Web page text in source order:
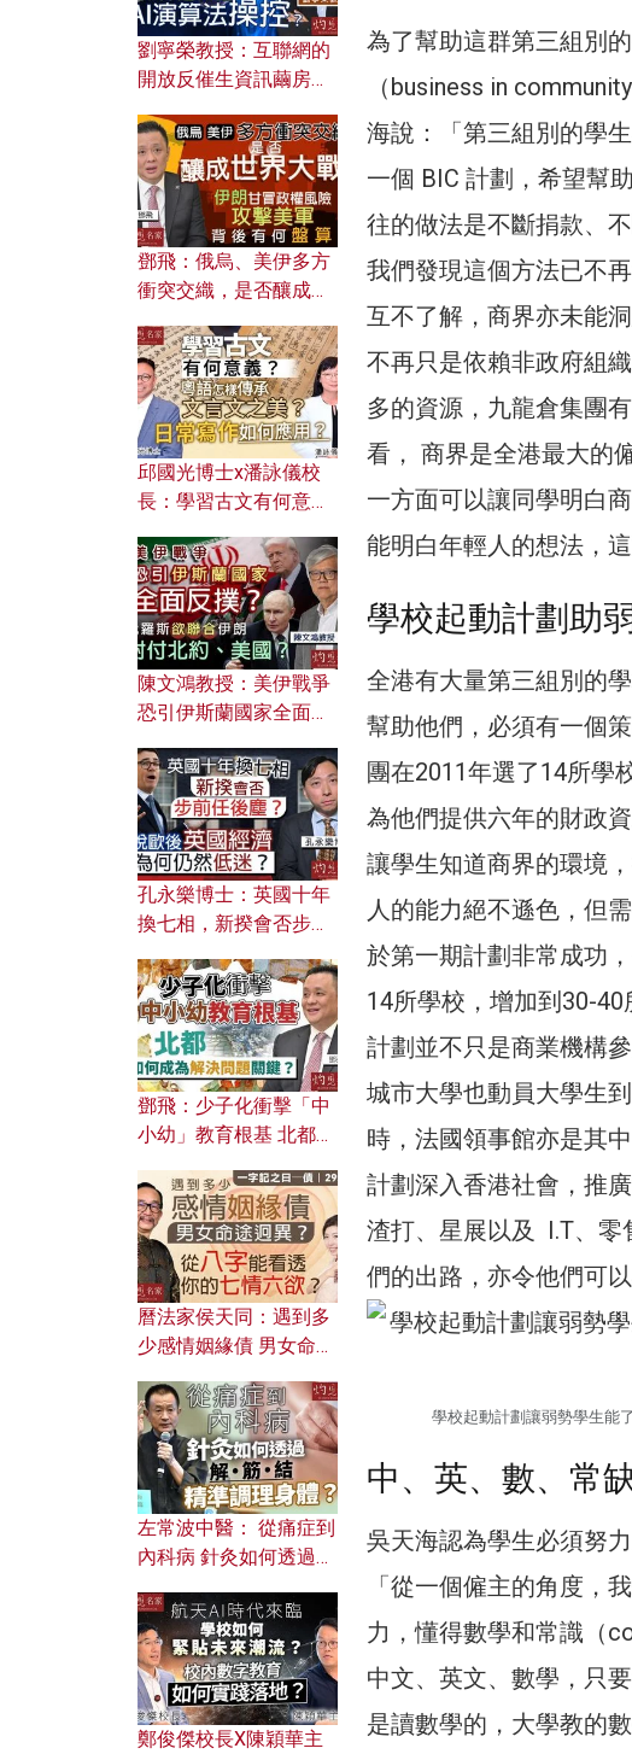
為了幫助這群第三組別
（business in
海說：「第三組別的學
一個 BIC 計劃，希望幫
往的做法是不斷捐款、
我們發現這個方法已不
互不了解，商界亦未能
不再只是依賴非政府組
多的資源，九龍倉集團
看， 商界是全港最大的
一方面可以讓同學明白
能明白年輕人的想法，
學校起動計劃助
全港有大量第三組別的
幫助他們，必須有一個
團在2011年選了14所學
為他們提供六年的財政
讓學生知道商界的環境
人的能力絕不遜色，但
於第一期計劃非常成功
14所學校，增加到30-
計劃並不只是商業機構
城市大學也動員大學生
時，法國領事館亦是其
計劃深入香港社會，推
渣打、星展以及 I.T、零
們的出路，亦令他們可
學校起動計劃讓弱勢學生能
中、英、數、常
吳天海認為學生必須努
「從一個僱主的角度，
力，懂得數學和常識（
中文、英文、數學，只
是讀數學的，大學教的
劉寧榮教授：互聯網的
開放反催生資訊繭房，
何避免遭AI演算法操
控？
鄧飛：俄烏、美伊多方
衝突交織，是否釀成世
風險攻擊美軍，背後有
何盤算？
邱國光博士x潘詠儀校
長：學習古文有何意
文之美？ 日常寫作如何
應用？
陳文鴻教授：美伊戰爭
恐引伊斯蘭國家全面反
對付北約美國？
孔永樂博士：英國十年
換七相，新揆會否步前
濟為何仍然低迷？
鄧飛：少子化衝擊「中
小幼」教育根基 北都如
曆法家侯天同：遇到多
少感情姻緣債 男女命途
的七情六欲？
左常波中醫： 從痛症到
內科病 針灸如何透過解
鄭俊傑校長X陳穎華主